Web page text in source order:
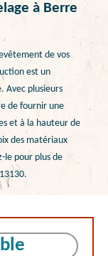
à Berre
de vos
est un
Avec plusieurs
de fournir une
et à la hauteur de
des matériaux
le pour plus de